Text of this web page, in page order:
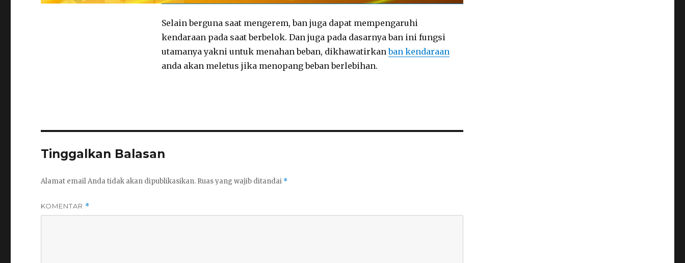
Selain berguna saat mengerem, ban juga dapat mempengaruhi
kendaraan pada saat berbelok. Dan juga pada dasarnya ban ini fungsi
utamanya yakni untuk menahan beban, dikhawatirkanban kendaraan
anda akan meletus jika menopang beban berlebihan.
Tinggalkan Balasan
Alamat email Anda tidak akan dipublikasikan. Ruas yang wajib ditandai *
KOMENTAR *